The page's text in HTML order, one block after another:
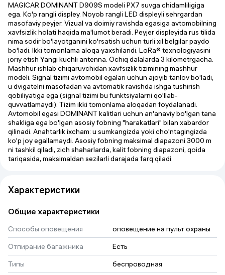
MAGICAR DOMINANT D909S modeli PX7 suvga chidamliligiga
ega. Ko'p rangli displey. Noyob rangli LED displeyli sehrgardan
masofaviy peyjer. Vizual va doimiy ravishda egasiga avtomobilning
xavfsizlik holati haqida ma'lumot beradi. Peyjer displeyida rus tilida
nima sodir bo'layotganini ko'rsatish uchun turli xil belgilar paydo
bo'ladi. Ikki tomonlama aloqa yaxshilandi. LoRa® texnologiyasini
joriy etish Yangi kuchli antenna. Ochiq dalalarda 3 kilometrgacha.
Mashhur ishlab chiqaruvchidan xavfsizlik tizimining mashhur
modeli. Signal tizimi avtomobil egalari uchun ajoyib tanlov bo'ladi,
u dvigatelni masofadan va avtomatik ravishda ishga tushirish
qobiliyatiga ega (signal tizimi bu funktsiyalarni qo'llab-
quvvatlamaydi). Tizim ikki tomonlama aloqadan foydalanadi.
Avtomobil egasi DOMINANT kalitlari uchun an'anaviy bo'lgan tana
shakliga ega bo'lgan asosiy fobning "harakatlari" bilan xabardor
qilinadi. Anahtarlık ixcham: u sumkangizda yoki cho'ntagingizda
ko'p joy egallamaydi. Asosiy fobning maksimal diapazoni 3000 m
ni tashkil qiladi, zich shaharlarda, kalit fobning diapazoni, qoida
tariqasida, maksimaldan sezilarli darajada farq qiladi.
Характеристики
Общие характеристики
Способы оповещения
оповещение на пульт охраны
Отпирание багажника
Есть
Типы
беспроводная